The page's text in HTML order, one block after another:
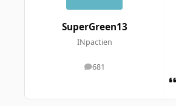
SuperGreen13
INpactien
681
messages